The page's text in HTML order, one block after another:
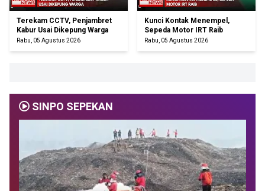
Terekam CCTV, Penjambret
Kabur Usai Dikepung Warga
Rabu, 05 Agustus 2026
Kunci Kontak Menempel,
Sepeda Motor IRT Raib
Rabu, 05 Agustus 2026
SINPO SEPEKAN